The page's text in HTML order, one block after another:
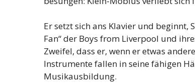
Er setzt sich ans Klavier und beginnt,
Fan“ der Boys from Liverpool und
Zweifel, dass er, wenn er etwas
Instrumente fallen in seine fähigen
Musikausbildung.